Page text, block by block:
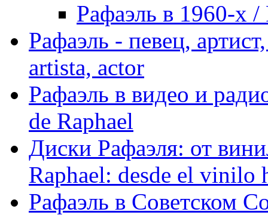
Рафаэль в 1960-х /
Рафаэль - певец,
artista, actor
Рафаэль в видео и
de Raphael
Диски Рафаэля: от
Raphael: desde el vinilo
Рафаэль в Советском